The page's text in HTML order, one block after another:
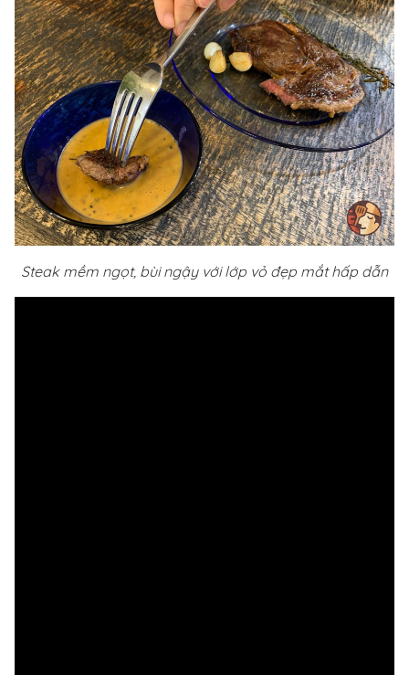
Steak mềm ngọt, bùi ngậy với lớp vỏ đẹp mắt hấp dẫn